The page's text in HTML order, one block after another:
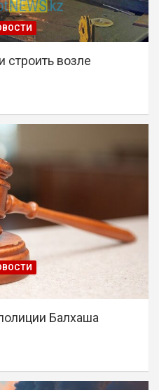
строить возле
Балхаша